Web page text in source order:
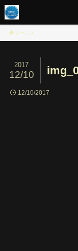
ホーム
2017
12/10
12/10/2017